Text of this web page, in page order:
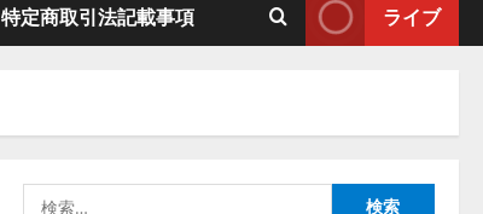
特定商取引法記載事項 ライブ